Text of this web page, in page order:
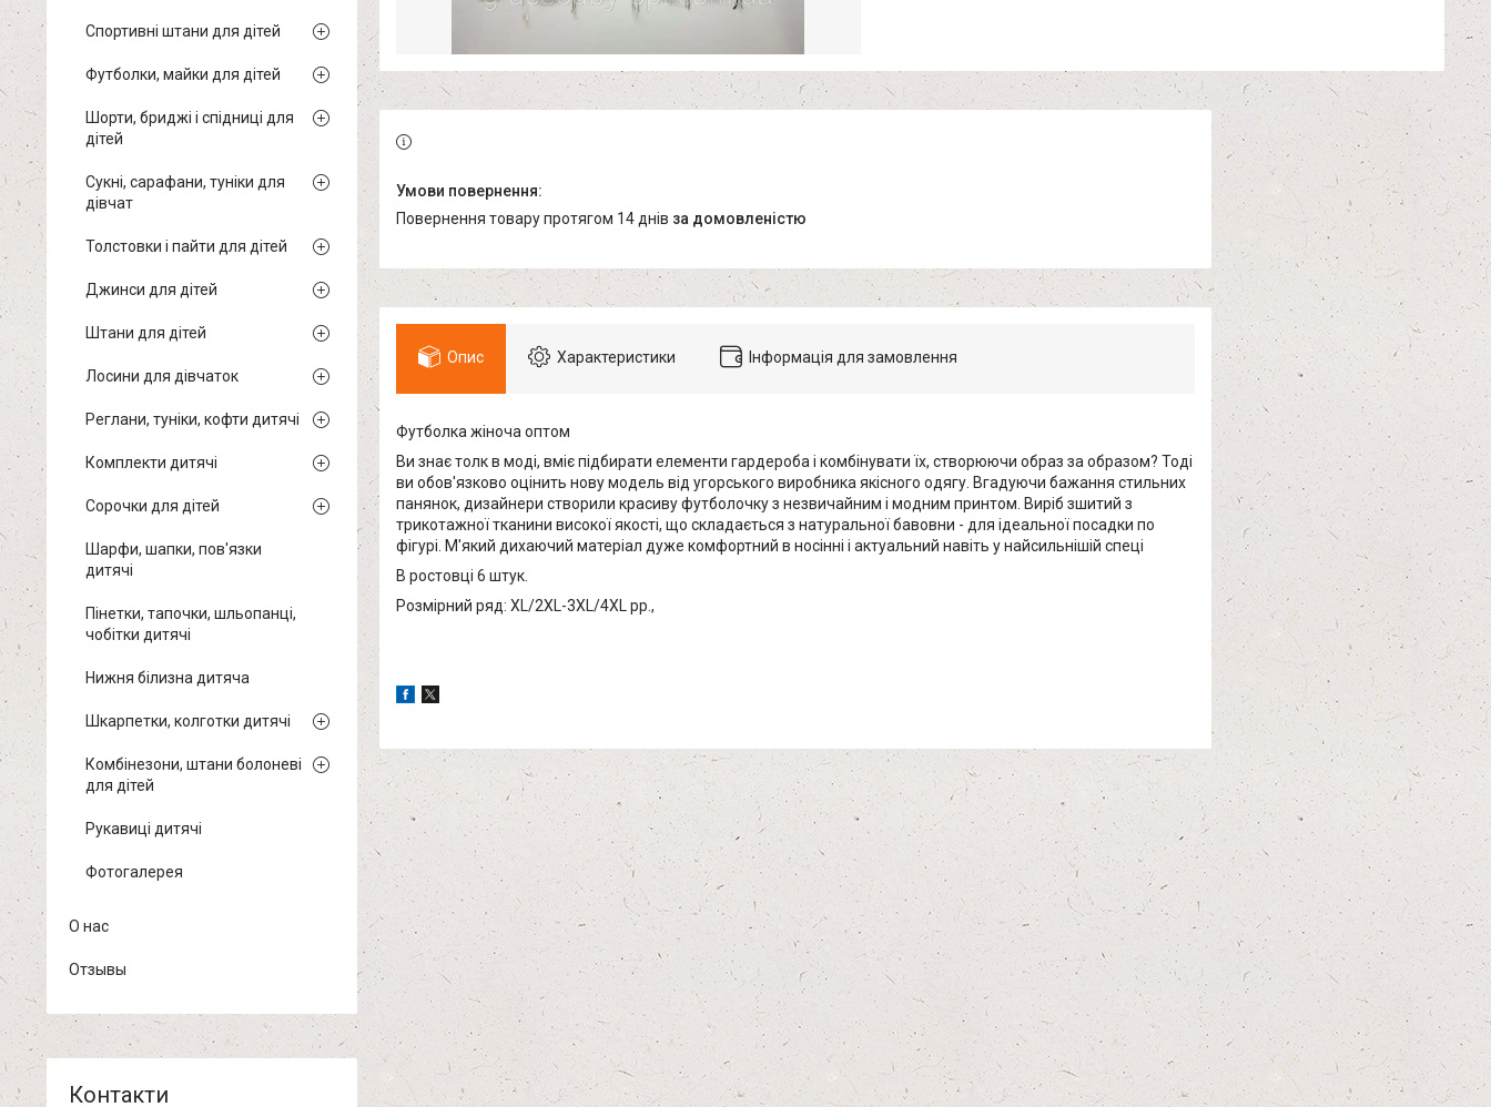
повернення товару протягом 14 днів за домовленістю
Опис Характеристики Інформація для замовлення
Футболка жіноча оптом
Ви знає толк в моді, вміє підбирати елементи гардероба і комбінувати їх, створюючи образ за образом? Тоді
ви обов'язково оцінить нову модель від угорського виробника якісного одягу. Вгадуючи бажання стильних
панянок, дизайнери створили красиву футболочку з незвичайним і модним принтом. Виріб зшитий з
трикотажної тканини високої якості, що складається з натуральної бавовни - для ідеальної посадки по
фігурі. М'який дихаючий матеріал дуже комфортний в носінні і актуальний навіть у найсильнішій спеці
В ростовці 6 штук.
Розмірний ряд: XL/2XL-3XL/4XL pp.,
Спортивні штани для дітей
Футболки, майки для дітей
Шорти, бриджі і спідниці для
дітей
Сукні, сарафани, туніки для
дівчат
Толстовки і пайти для дітей
Джинси для дітей
Штани для дітей
Лосини для дівчаток
Реглани, туніки, кофти дитячі
Комплекти дитячі
Сорочки для дітей
Шарфи, шапки, пов'язки
дитячі
Пінетки, тапочки, шльопанці,
чобітки дитячі
Нижня білизна дитяча
Шкарпетки, колготки дитячі
Комбінезони, штани болоневі
для дітей
Рукавиці дитячі
Фотогалерея
О нас
Отзывы